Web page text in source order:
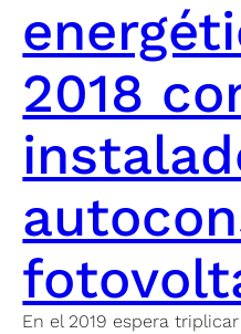
2018
En el 2019 espera